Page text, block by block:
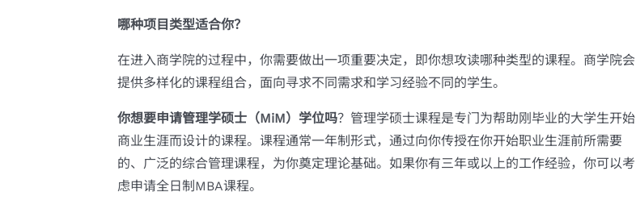
哪种项目类型适合你？
在进入商学院的过程中，你需要做出一项重要决定，即你想攻读哪种类型的课程。商学院会
提供多样化的课程组合，面向寻求不同需求和学习经验不同的学生。
你想要申请管理学硕士（MiM）学位吗？管理学硕士课程是专门为帮助刚毕业的大学生开始
商业生涯而设计的课程。课程通常一年制形式，通过向你传授在你开始职业生涯前所需要
的、广泛的综合管理课程，为你奠定理论基础。如果你有三年或以上的工作经验，你可以考
虑申请全日制MBA课程。